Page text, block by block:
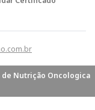
de Nutrição Oncologica